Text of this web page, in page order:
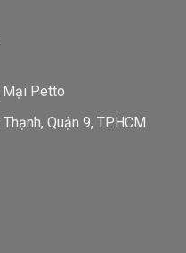
Mại Petto
Quận 9, TP.HCM